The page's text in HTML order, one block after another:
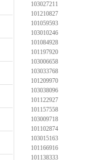
103027211
101210827
101059593
103010246
101084928
101197920
103006658
103033768
101209970
103038096
101122927
101157558
103009718
101102874
103015163
101166916
101138333